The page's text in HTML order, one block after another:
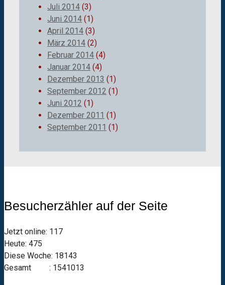
Juli 2014 (3)
Juni 2014 (1)
April 2014 (3)
März 2014 (2)
Februar 2014 (4)
Januar 2014 (4)
Dezember 2013 (1)
September 2012 (1)
Juni 2012 (1)
Dezember 2011 (1)
September 2011 (1)
Besucherzähler auf der Seite
Jetzt online: 117
Heute: 475
Diese Woche: 18143
Gesamt : 1541013